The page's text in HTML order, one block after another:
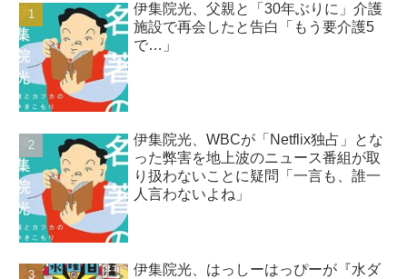
伊集院光、父親と「30年ぶりに」介護
施設で再会したと告白「もう要介護5
で…」
伊集院光、WBCが「Netflix独占」とな
った弊害を地上波のニュース番組が取
り扱わないことに疑問「一言も、誰一
人言わないよね」
伊集院光、はっしーはっぴーが『水ダ